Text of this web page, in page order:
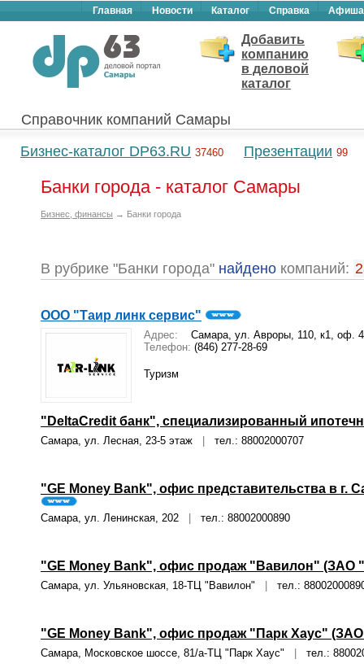
Главная Новости Каталог Справка Афиша
Добавить
компанию
в деловой
каталог
Справочник компаний Самары
Бизнес-каталог DP63.RU 37460 Презентации 99
Банки города - каталог Самары
Бизнес, финансы → Банки города
В рубрике "Банки города" найдено компаний:
ООО "Таир линк сервис"
Адрес:
Самара, ул. Авроры, 110, к1, оф.
Телефон: (846) 277-28-69
Туризм
"DeltaCredit банк", специализированный
Самара, ул. Лесная, 23-5 этаж тел.: 88002000707
"GE Money Bank", офис представительства в
Самара, ул. Ленинская, 202 тел.: 88002000890
"GE Money Bank", офис продаж "Вавилон"
Самара, ул. Ульяновская, 18-ТЦ "Вавилон" тел.:
"GE Money Bank", офис продаж "Парк Хаус"
Самара, Московское шоссе, 81/а-ТЦ "Парк Хаус" тел.: